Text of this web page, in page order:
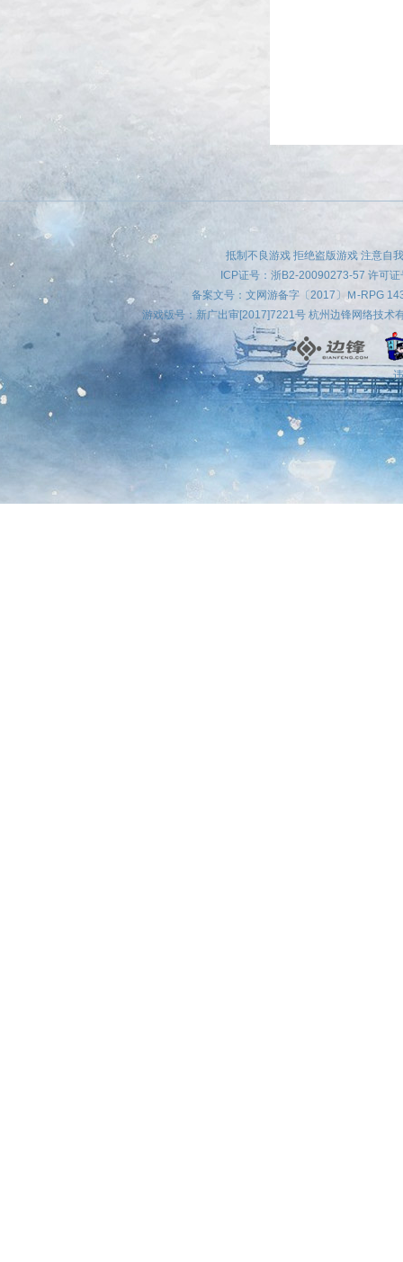
相信很多喜爱@
传online》这五
抵制不良游戏 拒绝盗版游戏 注意自
ICP证号： 浙B2-20090273-57 许可
备案文号：文网游备字〔2017〕Ｍ-RPG
游戏版号：新广出审[2017]7221号 杭州边锋网络技术